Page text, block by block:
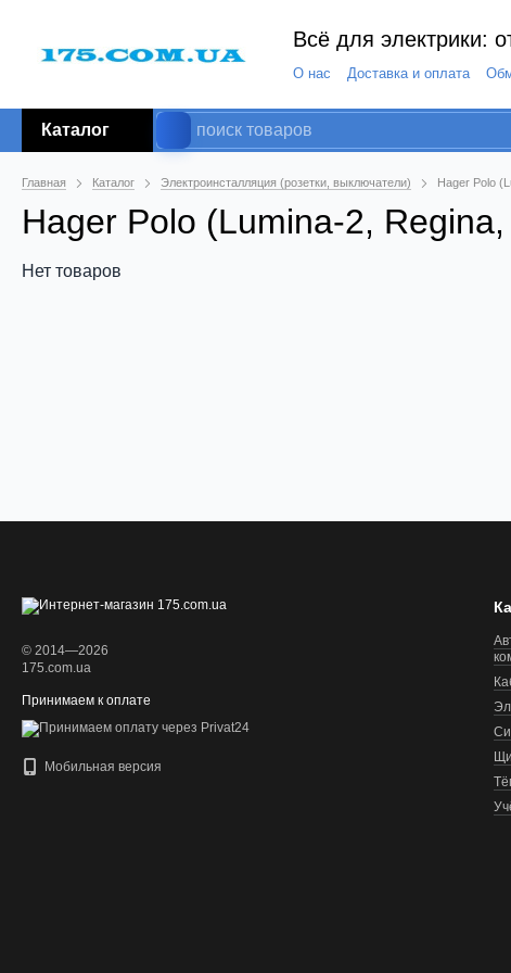
Всё для электрики:
О нас Доставка и оплата
Каталог
Главная Каталог Электроинсталляция (розетки, выключатели) Hager Polo
Hager Polo (Lumina-2,
Нет товаров
© 2014—2026
175.com.ua
Принимаем к оплате
Мобильная версия